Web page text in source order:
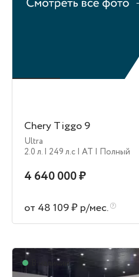
Chery Tiggo 9
Ultra
2.0 л. | 249 л.c | AT | Полный
4 640 000 ₽
от 48 109 ₽ р/мес.
В наличии